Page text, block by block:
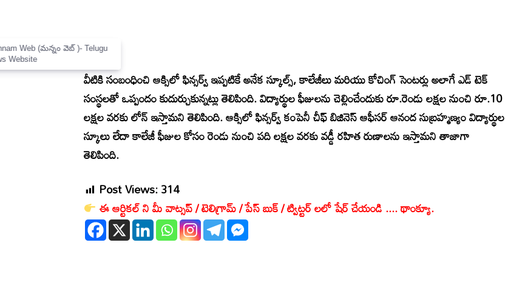
వీటికి సంబంధించి ఆక్సిలో ఫిన్సర్వ్ ఇప్పటికే అనేక స్కూల్స్, కాలేజీలు మరియు కోచింగ్ సెంటర్లు అలాగే ఎడ్ టెక్
సంస్థలతో ఒప్పందం కుదుర్చుకున్నట్లు తెలిపింది. విద్యార్థుల ఫీజులను చెల్లించేందుకు రూ.రెండు లక్షల నుంచి రూ.10
లక్షల వరకు లోన్ ఇస్తామని తెలిపింది. ఆక్సిలో ఫిన్సర్వ్ కంపెనీ చీఫ్ బిజినెస్ ఆఫీసర్ ఆనంద సుబ్రహ్మణ్యం విద్యార్థుల
స్కూలు లేదా కాలేజీ ఫీజుల కోసం రెండు నుంచి పది లక్షల వరకు వడ్డీ రహిత రుణాలను ఇస్తామని తాజాగా
తెలిపింది.
Post Views:314
ఈ ఆర్టికల్ ని మీ వాట్సప్ / టెలిగ్రామ్ / పేస్ బుక్ / ట్విట్టర్ లలో షేర్ చేయండి .... థాంక్యూ.
×
Mannam Web (మన్నం వెబ్ )- Telugu
News Website